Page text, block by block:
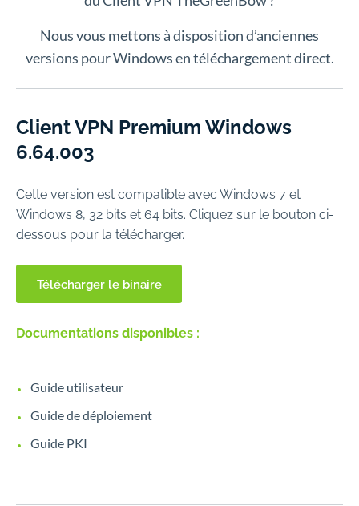
Nous vous mettons à disposition d’anciennes
versions pour Windows en téléchargement direct.
Client VPN Premium Windows
6.64.003
Cette version est compatible avec Windows 7 et
Windows 8, 32 bits et 64 bits. Cliquez sur le bouton ci-
dessous pour la télécharger.
Télécharger le binaire
Documentations disponibles :
Guide utilisateur
Guide de déploiement
Guide PKI